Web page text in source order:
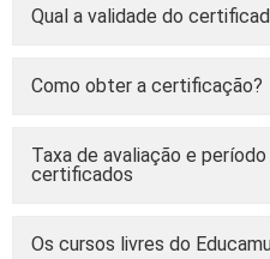
Qual a validade do
Como obter a certificação?
Taxa de avaliação e
certificados
Os cursos livres do